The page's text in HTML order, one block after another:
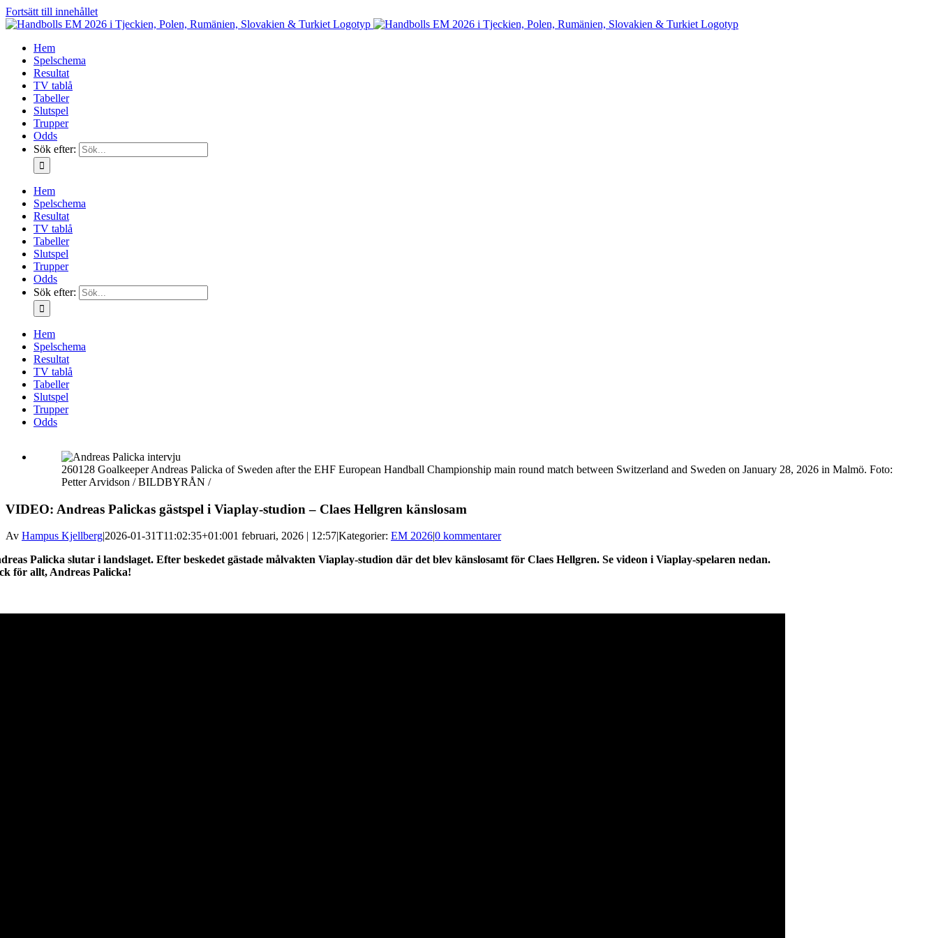
Fortsätt till innehållet
Hem
Spelschema
Resultat
TV tablå
Tabeller
Slutspel
Trupper
Odds
Sök efter:
Hem
Spelschema
Resultat
TV tablå
Tabeller
Slutspel
Trupper
Odds
Sök efter:
Hem
Spelschema
Resultat
TV tablå
Tabeller
Slutspel
Trupper
Odds
260128 Goalkeeper Andreas Palicka of Sweden after the EHF European Handball Championship main round match between Switzerland and Sweden on January 28, 2026 in Malmö. Foto:
Petter Arvidson / BILDBYRÅN /
VIDEO: Andreas Palickas gästspel i Viaplay-studion – Claes Hellgren känslosam
Av Hampus Kjellberg|2026-01-31T11:02:35+01:001 februari, 2026 | 12:57|Kategorier: EM 2026|0 kommentarer
Palicka slutar i landslaget. Efter beskedet gästade målvakten Viaplay-studion där det blev känslosamt för Claes Hellgren. Se videon i Viaplay-spelaren nedan.
för allt, Andreas Palicka!